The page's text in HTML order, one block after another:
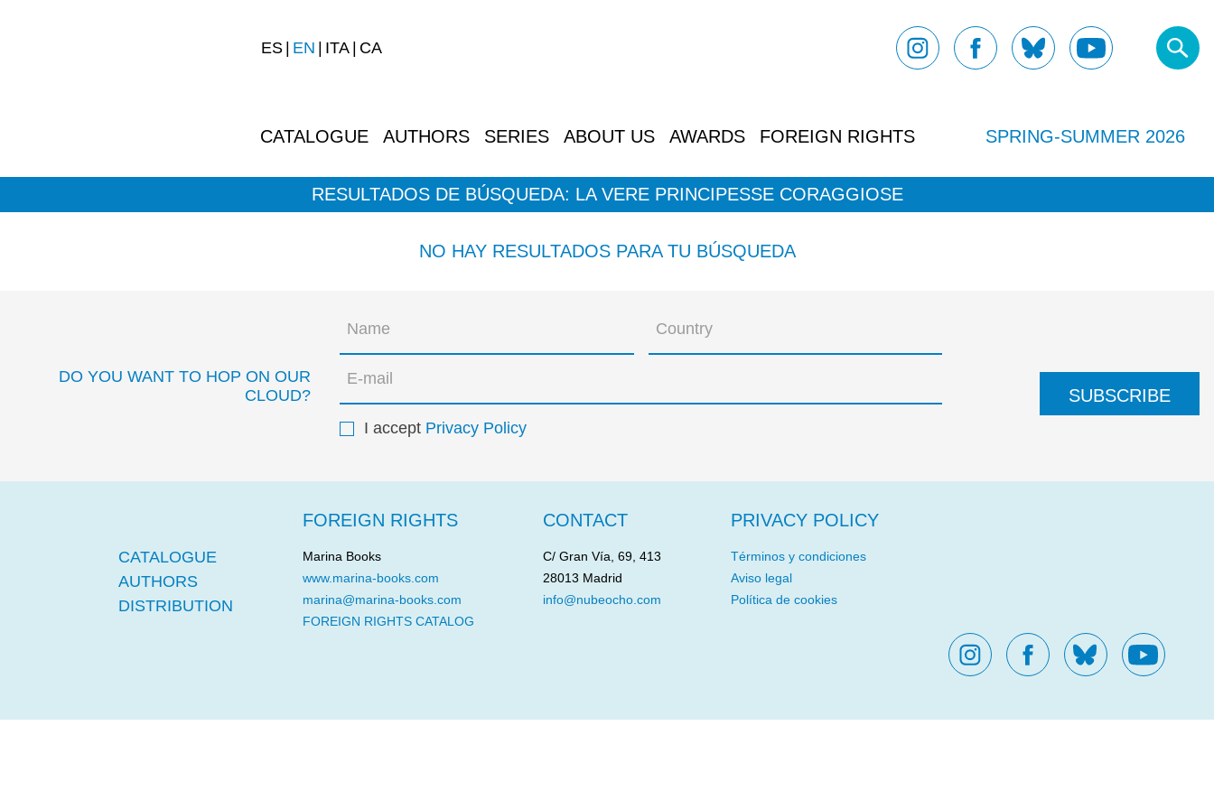
ES EN ITA CA
CATALOGUE AUTHORS SERIES ABOUT US AWARDS FOREIGN RIGHTS SPRING-SUMMER 2026
RESULTADOS DE BÚSQUEDA: LA VERE PRINCIPESSE CORAGGIOSE
NO HAY RESULTADOS PARA TU BÚSQUEDA
DO YOU WANT TO HOP ON OUR
CLOUD?
I accept Privacy Policy
CATALOGUE
AUTHORS
DISTRIBUTION
FOREIGN RIGHTS
Marina Books
www.marina-books.com
marina@marina-books.com
FOREIGN RIGHTS CATALOG
CONTACT
C/ Gran Vía, 69, 413
28013 Madrid
info@nubeocho.com
PRIVACY POLICY
Términos y condiciones
Aviso legal
Política de cookies